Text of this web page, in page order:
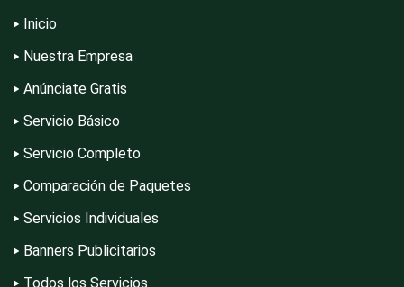
Inicio
Nuestra Empresa
Anúnciate Gratis
Servicio Básico
Servicio Completo
Comparación de Paquetes
Servicios Individuales
Banners Publicitarios
Todos los Servicios